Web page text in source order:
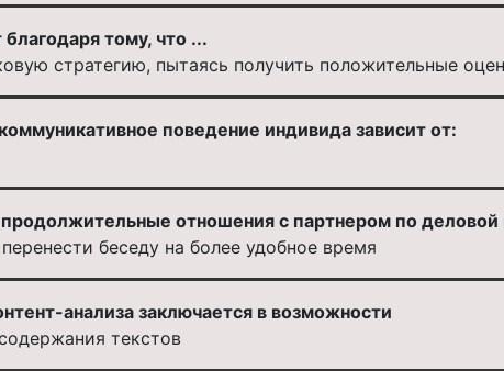
тому, что ...
стратегию, пытаясь получить положительные
поведение индивида зависит от:
продолжительные отношения с партнером по
беседу на более удобное время
анализа заключается в возможности
текстов